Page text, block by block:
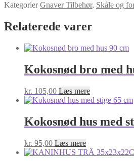
Kategorier Gnaver Tilbehør, Skåle og
Relaterede varer
Kokosnød bro med
kr. 105,00 Læs mere
Kokosnød hus med
kr. 95,00 Læs mere